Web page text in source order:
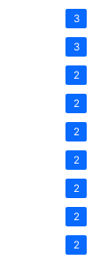
3
3
2
2
2
2
2
2
2